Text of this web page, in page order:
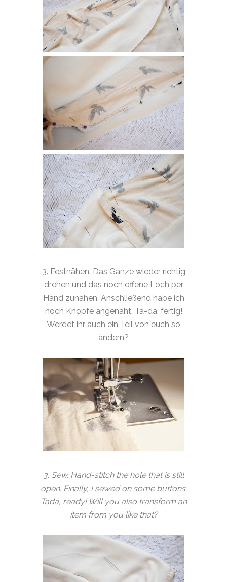
3. Festnähen. Das Ganze wieder richtig
drehen und das noch offene Loch per
Hand zunähen. Anschließend habe ich
noch Knöpfe angenäht. Ta-da, fertig!
Werdet ihr auch ein Teil von euch so
ändern?
3. Sew. Hand-stitch the hole that is still
open. Finally, I sewed on some buttons.
Tada, ready! Will you also transform an
item from you like that?